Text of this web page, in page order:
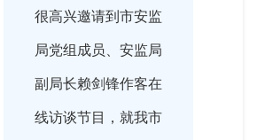
很高兴邀请到市安监
局党组成员、安监局
副局长赖剑锋作客在
线访谈节目，就我市